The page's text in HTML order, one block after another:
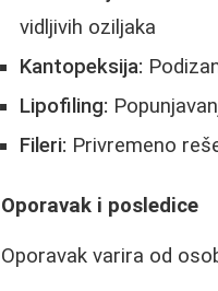
vidljivih oziljaka
Kantopeksija:
Lipofiling:
Fileri: Privremeno
Oporavak i posledice
Oporavak varira od